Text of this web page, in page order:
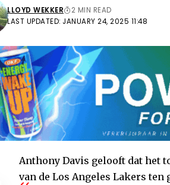
LAST UPDATED: JANUARY 24, 2025 11:48
LLOYD WEKKER 2 MIN READ
Anthony Davis gelooft dat het
van de Los Angeles Lakers ten